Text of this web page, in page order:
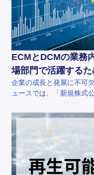
ECMとDCMの業務
場部門で活躍する
企業の成長と発展に不可
ュースでは、「新規株式